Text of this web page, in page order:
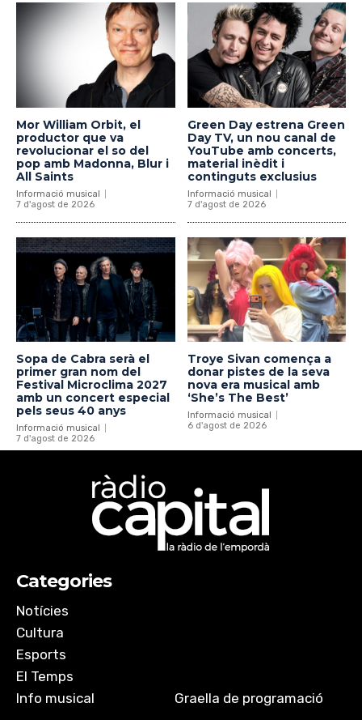
Mor William Orbit, el
productor que va
revolucionar el so del
pop amb Madonna, Blur i
All Saints
Informació musical
7 d'agost de 2026
Green Day estrena Green
Day TV, un nou canal de
YouTube amb concerts,
material inèdit i
continguts exclusius
Informació musical
7 d'agost de 2026
Sopa de Cabra serà el
primer gran nom del
Festival Microclima 2027
amb un concert especial
pels seus 40 anys
Informació musical
7 d'agost de 2026
Troye Sivan comença a
donar pistes de la seva
nova era musical amb
‘She’s The Best’
Informació musical
6 d'agost de 2026
Categories
Notícies
Cultura
Esports
El Temps
Info musical
Graella de programació